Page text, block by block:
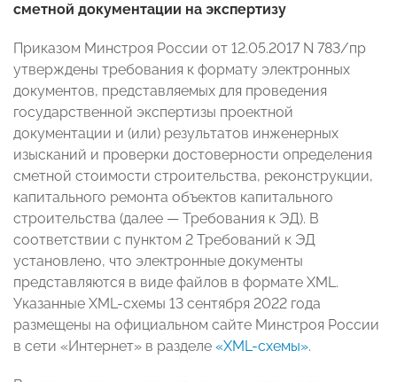
сметной документации на экспертизу
Приказом Минстроя России от 12.05.2017 N 783/пр
утверждены требования к формату электронных
документов, представляемых для проведения
государственной экспертизы проектной
документации и (или) результатов инженерных
изысканий и проверки достоверности определения
сметной стоимости строительства, реконструкции,
капитального ремонта объектов капитального
строительства (далее — Требования к ЭД). В
соответствии с пунктом 2 Требований к ЭД
установлено, что электронные документы
представляются в виде файлов в формате XML.
Указанные XML-схемы 13 сентября 2022 года
размещены на официальном сайте Минстроя России
в сети «Интернет» в разделе «XML-схемы».